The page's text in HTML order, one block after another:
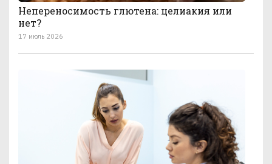
Непереносимость глютена: целиакия или
нет?
17 июль 2026